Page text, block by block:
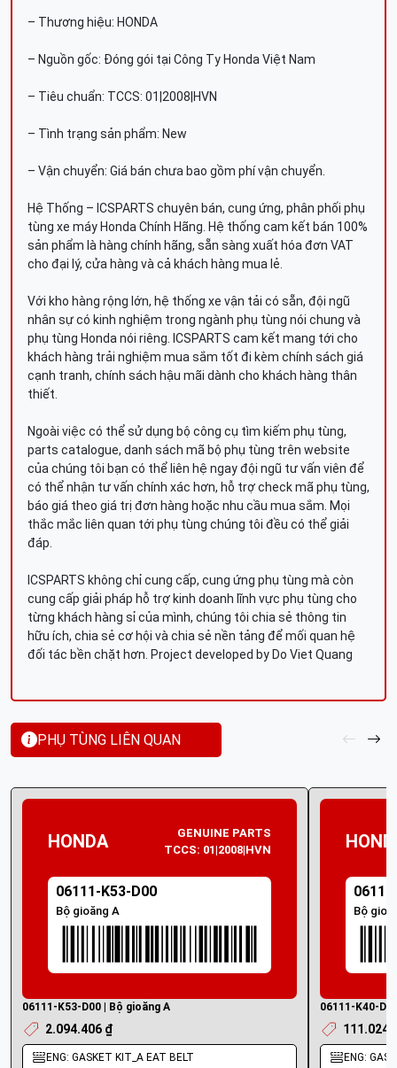
– Thương hiệu: HONDA
– Nguồn gốc: Đóng gói tại Công Ty Honda Việt Nam
– Tiêu chuẩn: TCCS: 01|2008|HVN
– Tình trạng sản phẩm: New
– Vận chuyển: Giá bán chưa bao gồm phí vận chuyển.
Hệ Thống – ICSPARTS chuyên bán, cung ứng, phân phối phụ
tùng xe máy Honda Chính Hãng. Hệ thống cam kết bán 100%
sản phẩm là hàng chính hãng, sẵn sàng xuất hóa đơn VAT
cho đại lý, cửa hàng và cả khách hàng mua lẻ.
Với kho hàng rộng lớn, hệ thống xe vận tải có sẵn, đội ngũ
nhân sự có kinh nghiệm trong ngành phụ tùng nói chung và
phụ tùng Honda nói riêng. ICSPARTS cam kết mang tới cho
khách hàng trải nghiệm mua sắm tốt đi kèm chính sách giá
cạnh tranh, chính sách hậu mãi dành cho khách hàng thân
thiết.
Ngoài việc có thể sử dụng bộ công cụ tìm kiếm phụ tùng,
parts catalogue, danh sách mã bộ phụ tùng trên website
của chúng tôi bạn có thể liên hệ ngay đội ngũ tư vấn viên để
có thể nhận tư vấn chính xác hơn, hỗ trợ check mã phụ tùng,
báo giá theo giá trị đơn hàng hoặc nhu cầu mua sắm. Mọi
thắc mắc liên quan tới phụ tùng chúng tôi đều có thể giải
đáp.
ICSPARTS không chỉ cung cấp, cung ứng phụ tùng mà còn
cung cấp giải pháp hỗ trợ kinh doanh lĩnh vực phụ tùng cho
từng khách hàng sỉ của mình, chúng tôi chia sẻ thông tin
hữu ích, chia sẻ cơ hội và chia sẻ nền tảng để mối quan hệ
đối tác bền chặt hơn. Project developed by Do Viet Quang
PHỤ TÙNG LIÊN QUAN
HONDA
GENUINE PARTS
TCCS: 01|2008|HVN
06111-K53-D00
Bộ gioăng A
06111-K53-D00 | Bộ gioăng A
2.094.406 ₫
ENG: GASKET KIT_A EAT BELT
Bộ
06111-K40-
111.024
ENG: